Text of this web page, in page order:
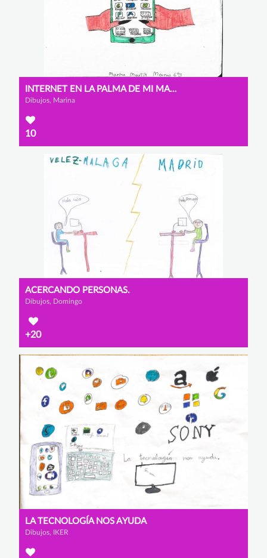
INTERNET EN LA PALMA DE MI MANO
Dibujos, Marina
10
ACERCANDO PERSONAS.
Dibujos, Domingo
+20
LA TECNOLOGÍA NOS AYUDA
Dibujos, IKER